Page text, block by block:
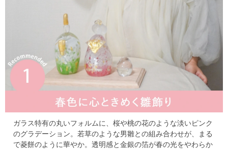
ガラス特有の丸いフォルムに、桜や桃の花のような淡いピンク
のグラデーション。 若草のような男雛との組み合わせが、まる
で菱餅のように華やか。 透明感と金銀の箔が春の光をやわらか